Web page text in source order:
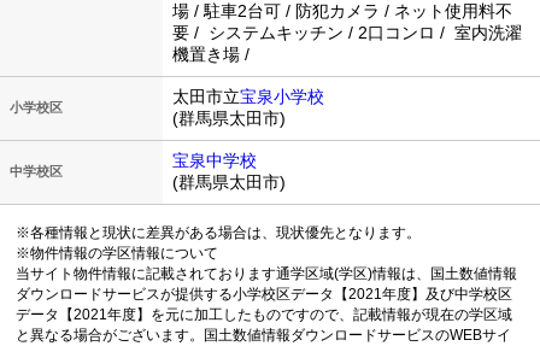
場 / 駐車2台可 / 防犯カメラ / ネット使用料不
要 / システムキッチン / 2口コンロ / 室内洗濯
機置き場 /
小学校区
太田市立宝泉小学校
(群馬県太田市)
中学校区
宝泉中学校
(群馬県太田市)
※各種情報と現状に差異がある場合は、現状優先となります。
※物件情報の学区情報について
当サイト物件情報に記載されております通学区域(学区)情報は、国土数値情報
ダウンロードサービスが提供する小学校区データ【2021年度】及び中学校区
データ【2021年度】を元に加工したものですので、記載情報が現在の学区域
と異なる場合がございます。国土数値情報ダウンロードサービスのWEBサイ